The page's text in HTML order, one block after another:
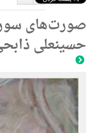
دوست
نداشتن
صورت‌های
حسینعلی